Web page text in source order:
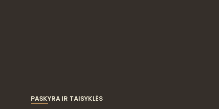
PASKYRA IR TAISYKLĖS